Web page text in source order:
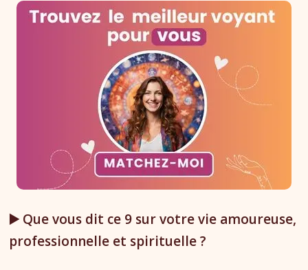
▶️ Que vous dit ce 9 sur votre vie amoureuse,
professionnelle et spirituelle ?